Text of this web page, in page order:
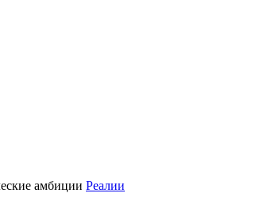
Реалии